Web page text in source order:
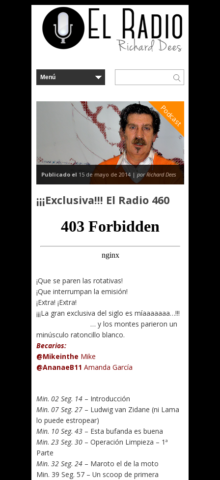
Podcast
Publicado el 15 de mayo de 2014 |por Richard Dees
¡¡¡Exclusiva!!! El Radio 460
¡Que se paren las rotativas!
¡Que interrumpan la emisión!
¡Extra! ¡Extra!
¡¡¡La gran exclusiva del siglo es míaaaaaaa…!!!
… y los montes parieron un
minúsculo ratoncillo blanco.
Becarios:
@Mikeinthe Mike
@AnanaeB11 Amanda García
Min. 02 Seg. 14 – Introducción
Min. 07 Seg. 27 – Ludwig van Zidane (ni Lama
lo puede estropear)
Min. 10 Seg. 43 – Esta bufanda es buena
Min. 23 Seg. 30 – Operación Limpieza – 1ª
Parte
Min. 32 Seg. 24 – Maroto el de la moto
Min. 39 Seg. 57 – Un scoop de primera